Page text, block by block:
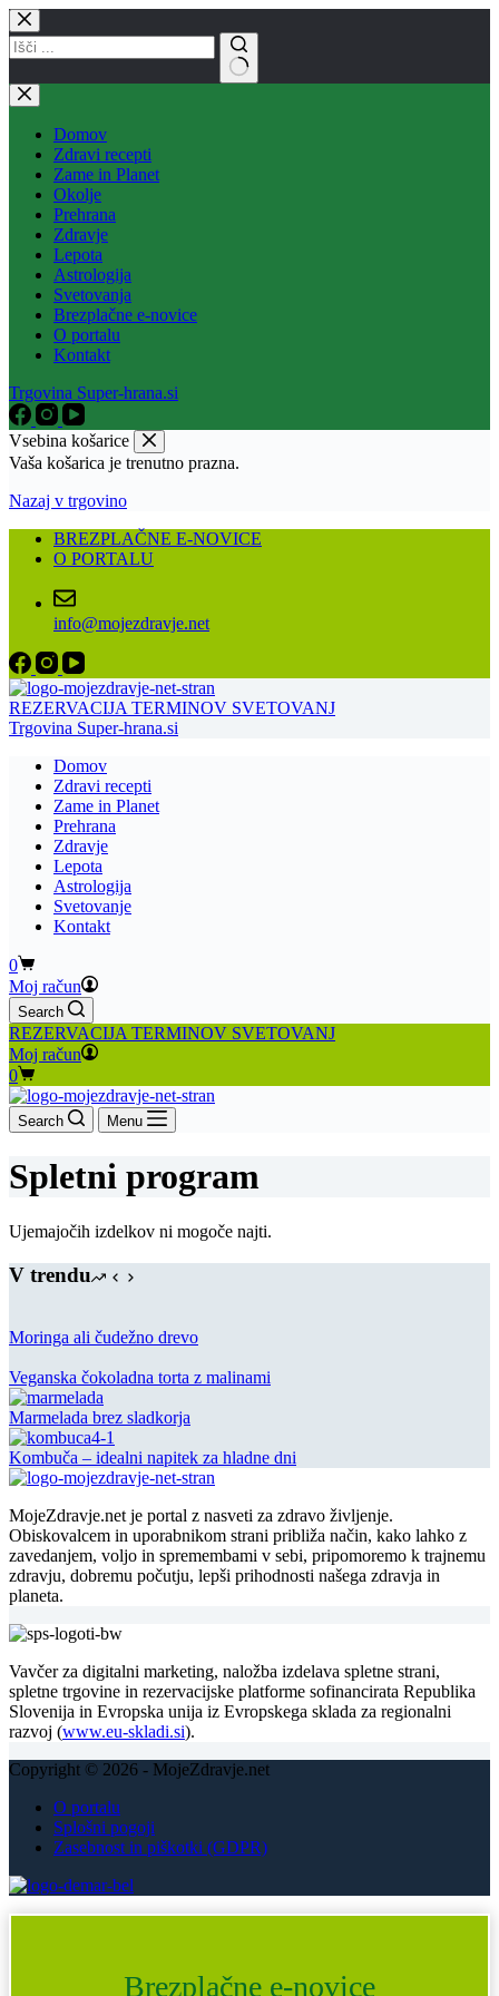
Skip
to
content
No
results
Domov
Zdravi recepti
Zame in Planet
Okolje
Prehrana
Zdravje
Lepota
Astrologija
Svetovanja
Brezplačne e-novice
O portalu
Kontakt
Trgovina Super-hrana.si
Vsebina košarice
Vaša košarica je trenutno prazna.
Nazaj v trgovino
BREZPLAČNE E-NOVICE
O PORTALU
info@mojezdravje.net
REZERVACIJA TERMINOV SVETOVANJ
Trgovina Super-hrana.si
Domov
Zdravi recepti
Zame in Planet
Prehrana
Zdravje
Lepota
Astrologija
Svetovanje
Kontakt
Shopping
cart
0
Moj račun
Search
REZERVACIJA TERMINOV SVETOVANJ
Moj račun
Shopping
cart
0
Search Menu
Spletni program
Ujemajočih izdelkov ni mogoče najti.
V trendu
Moringa ali čudežno drevo
Veganska čokoladna torta z malinami
Marmelada brez sladkorja
Kombuča – idealni napitek za hladne dni
MojeZdravje.net je portal z nasveti za zdravo življenje.
Obiskovalcem in uporabnikom strani približa način, kako lahko z
zavedanjem, voljo in spremembami v sebi, pripomoremo k trajnemu
zdravju, dobremu počutju, lepši prihodnosti našega zdravja in
planeta.
Vavčer za digitalni marketing, naložba izdelava spletne strani,
spletne trgovine in rezervacijske platforme sofinancirata Republika
Slovenija in Evropska unija iz Evropskega sklada za regionalni
razvoj (www.eu-skladi.si).
Copyright © 2026 - MojeZdravje.net
O portalu
Splošni pogoji
Zasebnost in piškotki (GDPR)
Brezplačne e-novice